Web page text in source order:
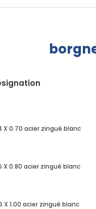
X 0.70 acier zingué blanc
X 0.80 acier zingué blanc
X 1.00 acier zingué blanc